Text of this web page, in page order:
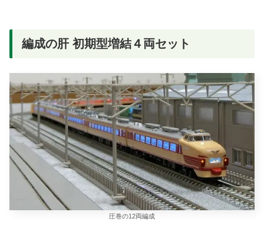
編成の肝 初期型増結４両セット
圧巻の12両編成